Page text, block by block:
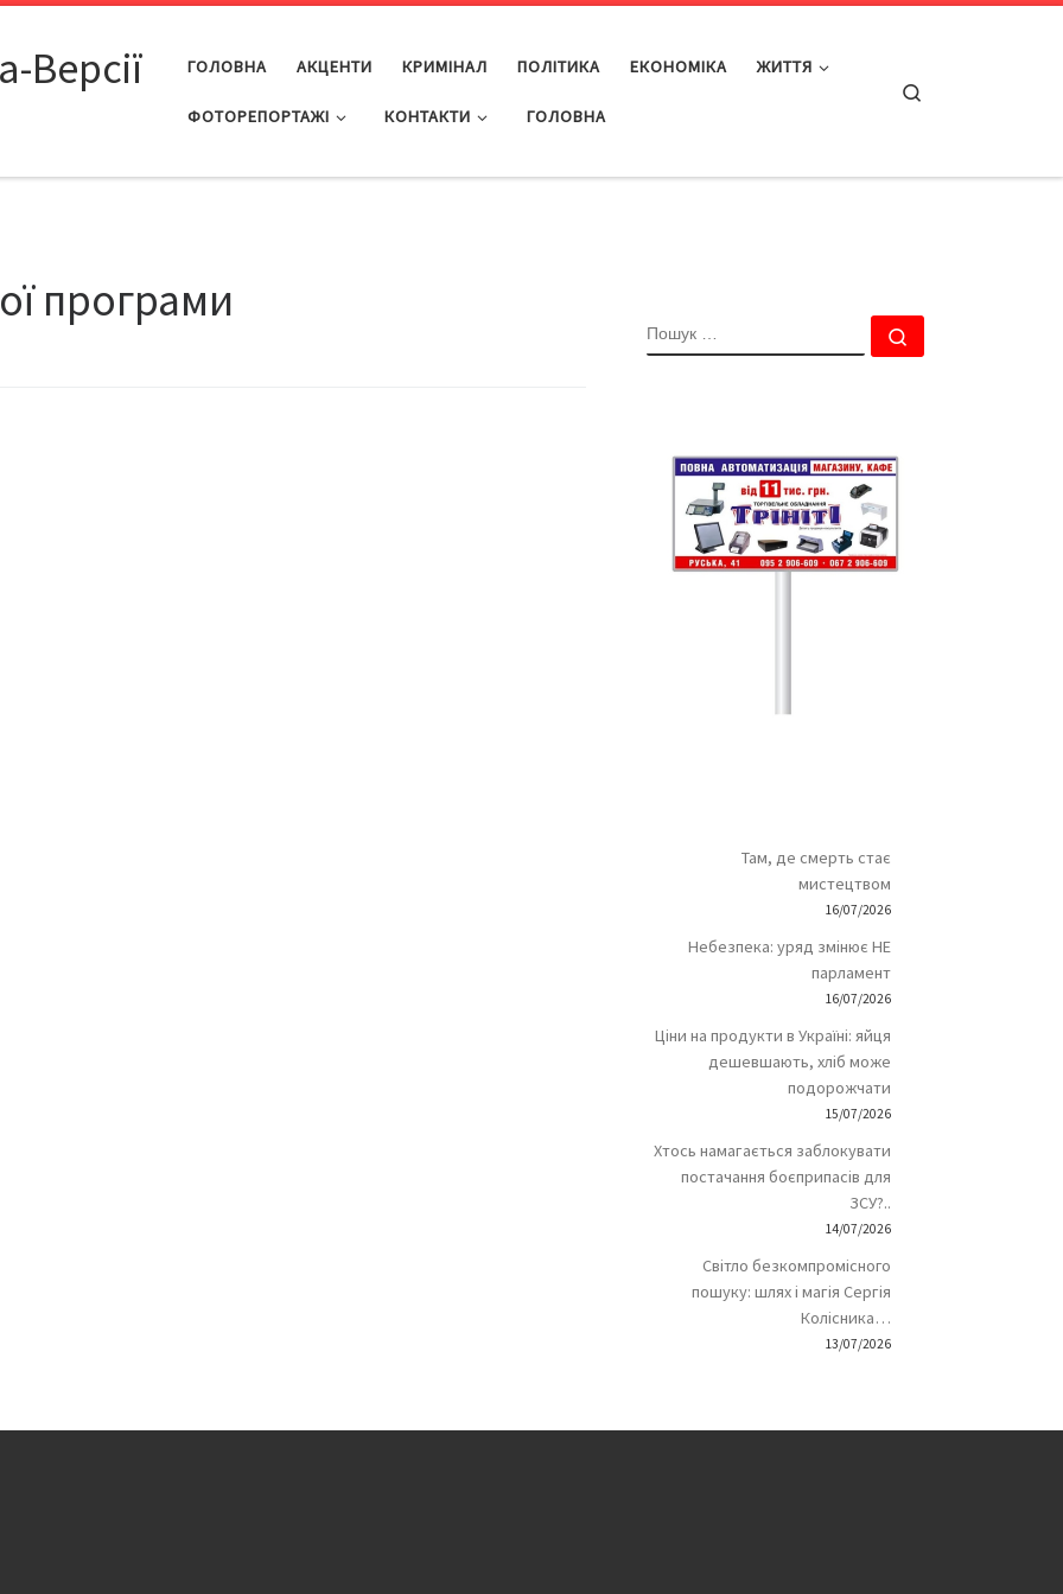
Версії ГОЛОВНА АКЦЕНТИ КРИМІНАЛ ПОЛІТИКА ЕКОНОМІКА ЖИТТЯ
ФОТОРЕПОРТАЖІ КОНТАКТИ ГОЛОВНА
програми ПОШУК
Там, де смерть стає
мистецтвом
16/07/2026
Небезпека: уряд змінює НЕ
парламент
16/07/2026
Ціни на продукти в Україні: яйця
дешевшають, хліб може
подорожчати
15/07/2026
Хтось намагається заблокувати
постачання боєприпасів для
ЗСУ?..
14/07/2026
Світло безкомпромісного
пошуку: шлях і магія Сергія
Колісника…
13/07/2026